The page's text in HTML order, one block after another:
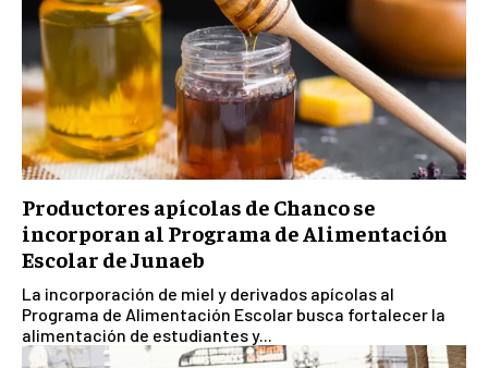
Productores apícolas de Chanco se
incorporan al Programa de Alimentación
Escolar de Junaeb
La incorporación de miel y derivados apícolas al
Programa de Alimentación Escolar busca fortalecer la
alimentación de estudiantes y...